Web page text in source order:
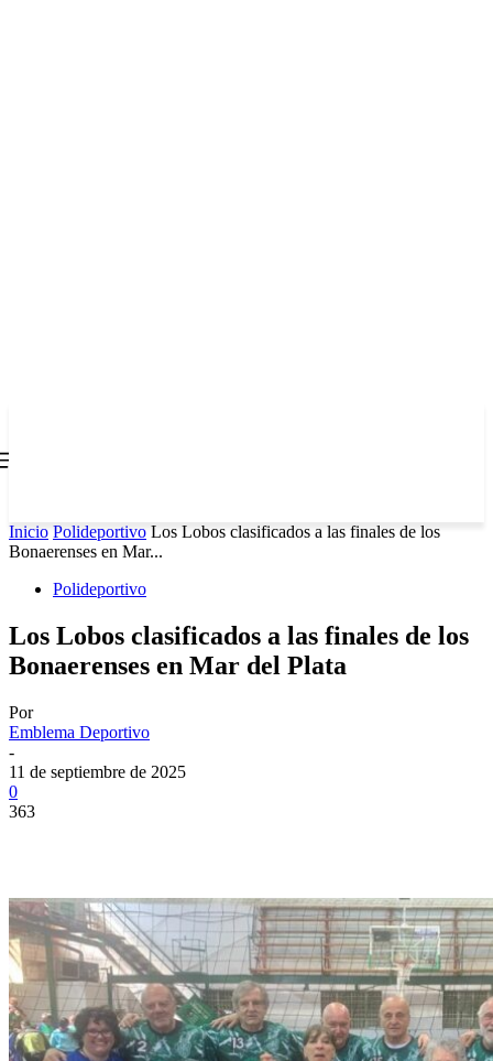
Inicio Polideportivo Los Lobos clasificados a las finales de los
Bonaerenses en Mar...
Polideportivo
Los Lobos clasificados a las finales de los
Bonaerenses en Mar del Plata
Por
Emblema Deportivo
-
11 de septiembre de 2025
0
363